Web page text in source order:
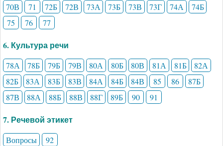
70В
71 72Б 72В 73А 73Б 73В 73Г 74А
74Б
75
76 77
6. Культура речи
78А 78Б 79Б 79В 80А 80Б 80В 81А 81Б
82А
82Б
83А 83Б 83В 84А 84Б 84В 85 86
87Б
87В
88А 88Б 88В 88Г 89Б 90 91
7. Речевой этикет
Вопросы
92